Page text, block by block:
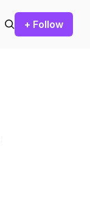
+ Follow